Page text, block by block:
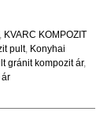
KVARC KOMPOZIT
pult, Konyhai
gránit kompozit ár,
ár